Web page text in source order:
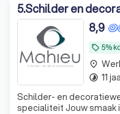
5.Schilder en
local_offer 5%
8,9
Schilder- en decoratiewerken Mahieu
specialiteit Jouw smaak
place
timelapse 11